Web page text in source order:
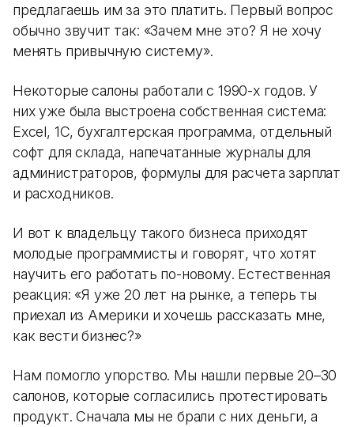
предлагаешь им за это платить. Первый вопрос
обычно звучит так: «Зачем мне это? Я не хочу
менять привычную систему».
Некоторые салоны работали с 1990-х годов. У
них уже была выстроена собственная система:
Excel, 1С, бухгалтерская программа, отдельный
софт для склада, напечатанные журналы для
администраторов, формулы для расчета зарплат
и расходников.
И вот к владельцу такого бизнеса приходят
молодые программисты и говорят, что хотят
научить его работать по-новому. Естественная
реакция: «Я уже 20 лет на рынке, а теперь ты
приехал из Америки и хочешь рассказать мне,
как вести бизнес?»
Нам помогло упорство. Мы нашли первые 20–30
салонов, которые согласились протестировать
продукт. Сначала мы не брали с них деньги, а